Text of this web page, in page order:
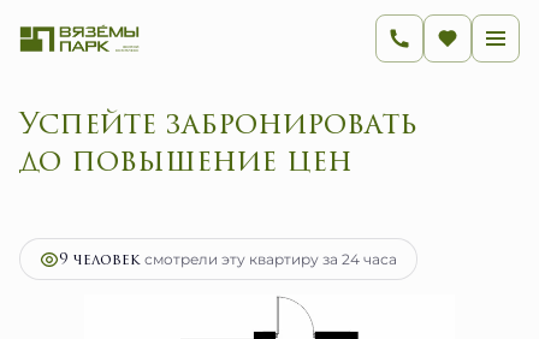
Успейте забронировать
до повыше
1-комнатная29.2 м2
9 человексмотрели эту квартиру за 24 часа